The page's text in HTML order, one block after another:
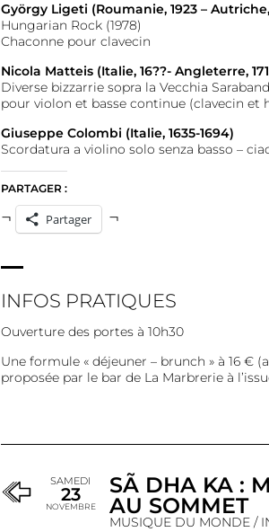
György Ligeti (Roumanie, 1923 –
Hungarian Rock (1978)
Chaconne pour clavecin
Nicola Matteis (Italie, 16??- Angleterre,
Diverse bizzarrie sopra la Vecchia
pour violon et basse continue (clavecin et
Giuseppe Colombi (Italie, 1635-1694)
Scordatura a violino solo senza basso –
PARTAGER :
Partager
INFOS PRATIQUES
Ouverture des portes à 10h30
Une formule « déjeuner – brunch » à 16 €
proposée par le bar de La Marbrerie à
SAMEDI
23
NOVEMBRE
SÃ DHA KA :
AU SOMMET
MUSIQUE DU MONDE /